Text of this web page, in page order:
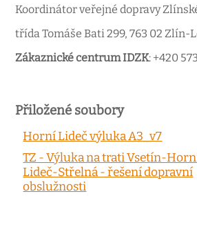
Koordinátor veřejné dopravy
třída Tomáše Bati 299, 763 02 Zlín-
Zákaznické centrum IDZK: +420
Přiložené soubory
Horní Lideč výluka A3_v7
TZ - Výluka na trati Vsetín-
Lideč-Střelná - řešení dopravní
obslužnosti